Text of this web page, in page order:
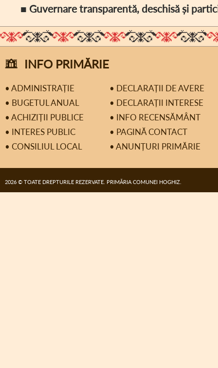
■ Guvernare transparentă, deschisă și
INFO PRIMĂRIE
• ADMINISTRAȚIE
• DECLARAȚII DE AVERE
• BUGETUL ANUAL
• DECLARAȚII INTERESE
• ACHIZIȚII PUBLICE
• INFO RECENSĂMÂNT
• INTERES PUBLIC
• PAGINĂ CONTACT
• CONSILIUL LOCAL
• ANUNȚURI PRIMĂRIE
2026 © TOATE DREPTURILE REZERVATE. PRIMĂRIA COMUNEI HOGHIZ.